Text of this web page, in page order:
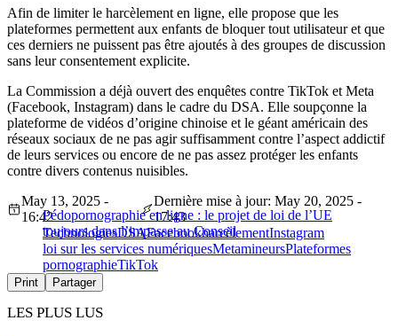
Afin de limiter le harcèlement en ligne, elle propose que les
plateformes permettent aux enfants de bloquer tout utilisateur et que
ces derniers ne puissent pas être ajoutés à des groupes de discussion
sans leur consentement explicite.
La Commission a déjà ouvert des enquêtes contre TikTok et Meta
(Facebook, Instagram) dans le cadre du DSA. Elle soupçonne la
plateforme de vidéos d’origine chinoise et le géant américain des
réseaux sociaux de ne pas agir suffisamment contre l’aspect addictif
de leurs services ou encore de ne pas assez protéger les enfants
contre divers contenus nuisibles.
Pédopornographie en ligne : le projet de loi de l’UE
toujours dans l’impasse au Conseil
May 13, 2025 -
16:42
Dernière mise à jour: May 20, 2025 -
17:43
TechnologiesDSAFacebookharcèlementInstagram
loi sur les services numériquesMetamineursPlateformes
pornographieTikTok
Print Partager
LES PLUS LUS